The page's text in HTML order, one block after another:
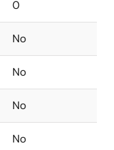
0
No
No
No
No